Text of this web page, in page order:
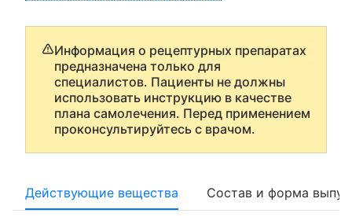
Информация о рецептурных препаратах
предназначена только для
специалистов. Пациенты не должны
использовать инструкцию в качестве
плана самолечения. Перед применением
проконсультируйтесь с врачом.
Действующие вещества Состав и форма